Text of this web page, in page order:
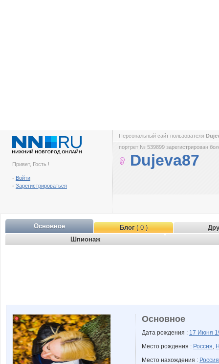
Привет, Гость !
- Войти
- Зарегистрироваться
Персональный сайт пользователя
портрет № 539899 зарегистрирован
Dujeva87
Основное Блог( 0 )
Шпионаж
Основное
Дата рождения : 17 Июня
Место рождения : Россия,
Место нахождения : Россия